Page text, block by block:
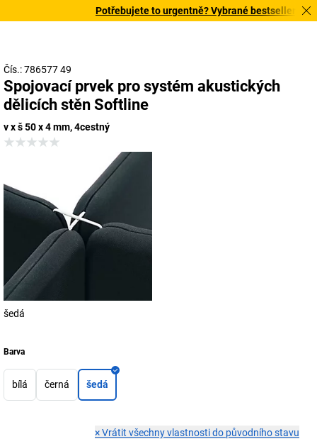
Potřebujete to urgentně? Vybrané bestsellery
Čís.: 786577 49
Spojovací prvek pro systém akustických
dělicích stěn Softline
v x š 50 x 4 mm, 4cestný
šedá
Barva
bílá černá šedá
×Vrátit všechny vlastnosti do původního stavu